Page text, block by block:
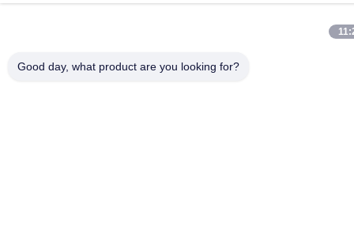
Good day, what product are you looking for?